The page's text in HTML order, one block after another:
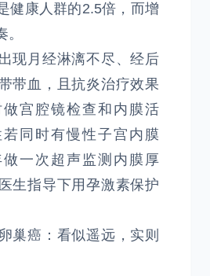
健康人群的2.5倍，而增
现月经淋漓不尽、经后
带血，且抗炎治疗效果
宫腔镜检查和内膜活
同时有慢性子宫内膜
一次超声监测内膜厚
生指导下用孕激素保护
巢癌：看似遥远，实则